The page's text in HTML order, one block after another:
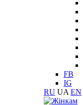
FB
IG
RU UA EN